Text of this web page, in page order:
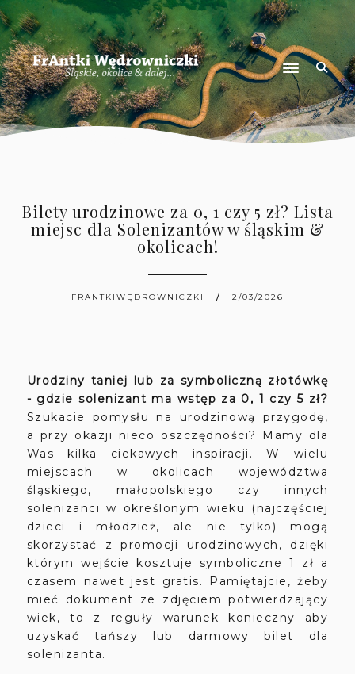
Bilety urodzinowe za 0, 1 czy 5 zł? Lista
miejsc dla Solenizantów w śląskim &
okolicach!
FRANTKIWĘDROWNICZKI 2/03/2026
Urodziny taniej lub za symboliczną złotówkę
- gdzie solenizant ma wstęp za 0, 1 czy 5 zł?
Szukacie pomysłu na urodzinową przygodę,
a przy okazji nieco oszczędności? Mamy dla
Was kilka ciekawych inspiracji. W wielu
miejscach w okolicach województwa
śląskiego, małopolskiego czy innych
solenizanci w określonym wieku (najczęściej
dzieci i młodzież, ale nie tylko) mogą
skorzystać z promocji urodzinowych, dzięki
którym wejście kosztuje symboliczne 1 zł a
czasem nawet jest gratis. Pamiętajcie, żeby
mieć dokument ze zdjęciem potwierdzający
wiek, to z reguły warunek konieczny aby
uzyskać tańszy lub darmowy bilet dla
solenizanta.